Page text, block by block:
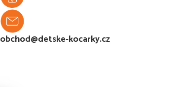
obchod@detske-kocarky.cz